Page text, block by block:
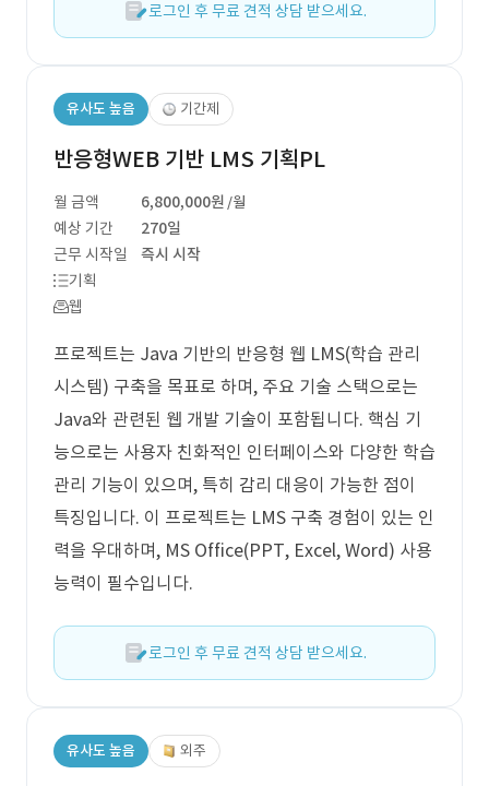
로그인 후 무료 견적 상담 받으세요.
유사도 높음 기간제
반응형WEB 기반 LMS 기획PL
월 금액 6,800,000원 /월
예상 기간
270일
근무 시작일
즉시 시작
기획
웹
프로젝트는 Java 기반의 반응형 웹 LMS(학습 관리
시스템) 구축을 목표로 하며, 주요 기술 스택으로는
Java와 관련된 웹 개발 기술이 포함됩니다. 핵심 기
능으로는 사용자 친화적인 인터페이스와 다양한 학습
관리 기능이 있으며, 특히 감리 대응이 가능한 점이
특징입니다. 이 프로젝트는 LMS 구축 경험이 있는 인
력을 우대하며, MS Office(PPT, Excel, Word) 사용
능력이 필수입니다.
로그인 후 무료 견적 상담 받으세요.
유사도 높음 외주